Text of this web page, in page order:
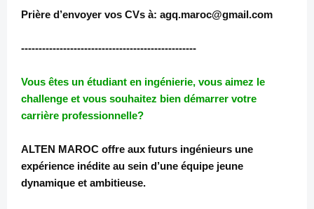
Prière d’envoyer vos CVs à: agq.maroc@gmail.com
--------------------------------------------------
Vous êtes un étudiant en ingénierie, vous aimez le
challenge et vous souhaitez bien démarrer votre
carrière professionnelle?
ALTEN MAROC offre aux futurs ingénieurs une
expérience inédite au sein d’une équipe jeune
dynamique et ambitieuse.